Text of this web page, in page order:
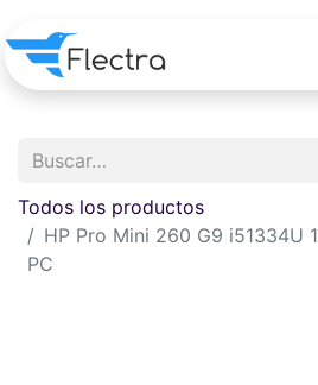
Todos los productos
HP Pro Mini 260 G9 i51334U
PC